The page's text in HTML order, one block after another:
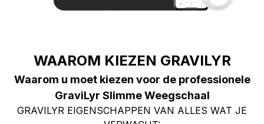
Waarom u moet kiezen voor de professionele
GraviLyr Slimme Weegschaal
GRAVILYR EIGENSCHAPPEN VAN ALLES WAT JE
VERWACHT: